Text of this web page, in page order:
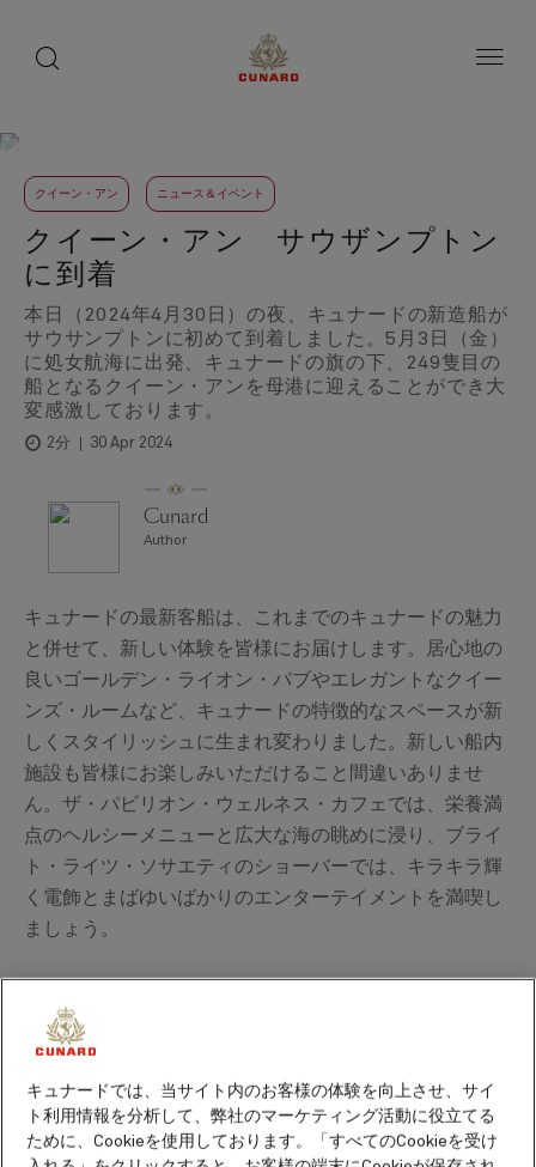
ッ
プ
クイーン・アン ニュース＆イベント
クイーン・アン サウザンプトン
に到着
本日（2024年4月30日）の夜、キュナードの新造船が
サウサンプトンに初めて到着しました。5月3日（金）
に処女航海に出発、キュナードの旗の下、249隻目の
船となるクイーン・アンを母港に迎えることができ大
変感激しております。
2分 30 Apr 2024
Cunard
Author
キュナードの最新客船は、これまでのキュナードの魅力
と併せて、新しい体験を皆様にお届けします。居心地の
良いゴールデン・ライオン・パブやエレガントなクイー
ンズ・ルームなど、キュナードの特徴的なスペースが新
しくスタイリッシュに生まれ変わりました。新しい船内
施設も皆様にお楽しみいただけること間違いありませ
ん。ザ・パビリオン・ウェルネス・カフェでは、栄養満
点のヘルシーメニューと広大な海の眺めに浸り、ブライ
ト・ライツ・ソサエティのショーバーでは、キラキラ輝
く電飾とまばゆいばかりのエンターテイメントを満喫し
ましょう。
キュナードでは、当サイト内のお客様の体験を向上させ、サイ
ト利用情報を分析して、弊社のマーケティング活動に役立てる
ために、Cookieを使用しております。「すべてのCookieを受け